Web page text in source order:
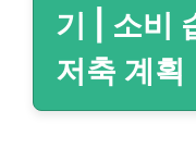
기 | 소비
저축 계획